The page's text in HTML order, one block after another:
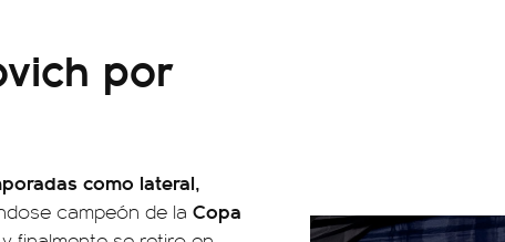
por
como lateral,
campeón de la Copa